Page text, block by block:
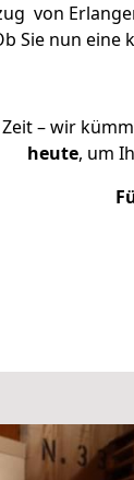
von
Sie nun eine
– wir
heute, um